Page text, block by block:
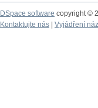
DSpace software copyright ©
Kontaktujte nás
Vyjádření